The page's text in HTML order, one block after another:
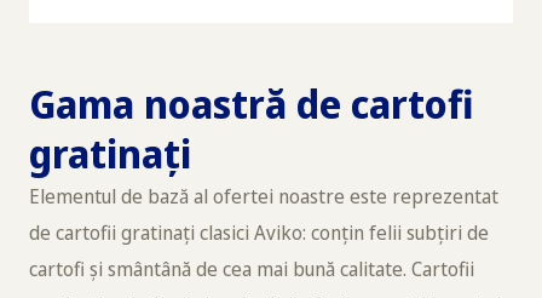
Gama noastră de cartofi
gratinați
Elementul de bază al ofertei noastre este reprezentat
de cartofii gratinați clasici Aviko: conțin felii subțiri de
cartofi și smântână de cea mai bună calitate. Cartofii